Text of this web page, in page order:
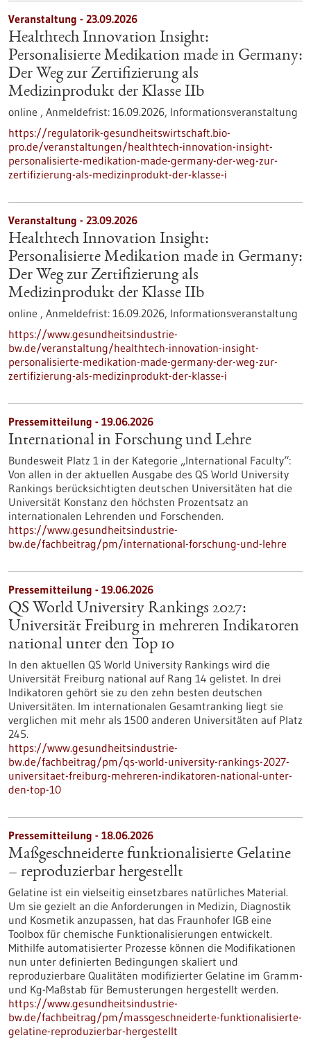
Veranstaltung - 23.09.2026
Healthtech Innovation Insight:
Personalisierte Medikation made in Germany:
Der Weg zur Zertifizierung als
Medizinprodukt der Klasse IIb
online , Anmeldefrist: 16.09.2026, Informationsveranstaltung
https://regulatorik-gesundheitswirtschaft.bio-
pro.de/veranstaltungen/healthtech-innovation-insight-
personalisierte-medikation-made-germany-der-weg-zur-
zertifizierung-als-medizinprodukt-der-klasse-i
Veranstaltung - 23.09.2026
Healthtech Innovation Insight:
Personalisierte Medikation made in Germany:
Der Weg zur Zertifizierung als
Medizinprodukt der Klasse IIb
online , Anmeldefrist: 16.09.2026, Informationsveranstaltung
https://www.gesundheitsindustrie-
bw.de/veranstaltung/healthtech-innovation-insight-
personalisierte-medikation-made-germany-der-weg-zur-
zertifizierung-als-medizinprodukt-der-klasse-i
Pressemitteilung - 19.06.2026
International in Forschung und Lehre
Bundesweit Platz 1 in der Kategorie „International Faculty“:
Von allen in der aktuellen Ausgabe des QS World University
Rankings berücksichtigten deutschen Universitäten hat die
Universität Konstanz den höchsten Prozentsatz an
internationalen Lehrenden und Forschenden.
https://www.gesundheitsindustrie-
bw.de/fachbeitrag/pm/international-forschung-und-lehre
Pressemitteilung - 19.06.2026
QS World University Rankings 2027:
Universität Freiburg in mehreren Indikatoren
national unter den Top 10
In den aktuellen QS World University Rankings wird die
Universität Freiburg national auf Rang 14 gelistet. In drei
Indikatoren gehört sie zu den zehn besten deutschen
Universitäten. Im internationalen Gesamtranking liegt sie
verglichen mit mehr als 1500 anderen Universitäten auf Platz
245.
https://www.gesundheitsindustrie-
bw.de/fachbeitrag/pm/qs-world-university-rankings-2027-
universitaet-freiburg-mehreren-indikatoren-national-unter-
den-top-10
Pressemitteilung - 18.06.2026
Maßgeschneiderte funktionalisierte Gelatine
– reproduzierbar hergestellt
Gelatine ist ein vielseitig einsetzbares natürliches Material.
Um sie gezielt an die Anforderungen in Medizin, Diagnostik
und Kosmetik anzupassen, hat das Fraunhofer IGB eine
Toolbox für chemische Funktionalisierungen entwickelt.
Mithilfe automatisierter Prozesse können die Modifikationen
nun unter definierten Bedingungen skaliert und
reproduzierbare Qualitäten modifizierter Gelatine im Gramm-
und Kg-Maßstab für Bemusterungen hergestellt werden.
https://www.gesundheitsindustrie-
bw.de/fachbeitrag/pm/massgeschneiderte-funktionalisierte-
gelatine-reproduzierbar-hergestellt